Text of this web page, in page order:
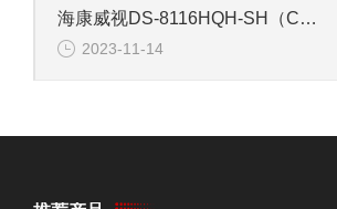
海康威视DS-8116HQH-SH（C版本） 16路硬盘录像机
2023-11-14